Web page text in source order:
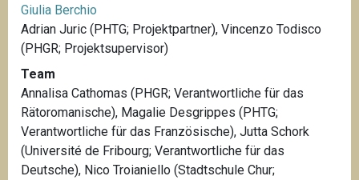
Giulia Berchio
Adrian Juric (PHTG; Projektpartner), Vincenzo Todisco
(PHGR; Projektsupervisor)
Team
Annalisa Cathomas (PHGR; Verantwortliche für das
Rätoromanische), Magalie Desgrippes (PHTG;
Verantwortliche für das Französische), Jutta Schork
(Université de Fribourg; Verantwortliche für das
Deutsche), Nico Troianiello (Stadtschule Chur;